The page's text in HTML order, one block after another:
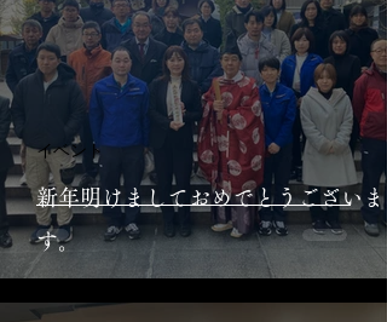
新年明けましておめでとうございま
す。
イベント